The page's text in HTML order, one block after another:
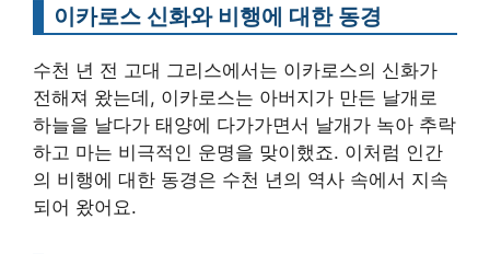
이카로스 신화와 비행에 대한 동경
수천 년 전 고대 그리스에서는 이카로스의 신화가
전해져 왔는데, 이카로스는 아버지가 만든 날개로
하늘을 날다가 태양에 다가가면서 날개가 녹아 추락
하고 마는 비극적인 운명을 맞이했죠. 이처럼 인간
의 비행에 대한 동경은 수천 년의 역사 속에서 지속
되어 왔어요.